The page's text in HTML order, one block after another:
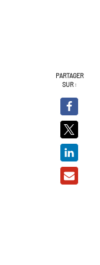
PARTAGER
SUR :